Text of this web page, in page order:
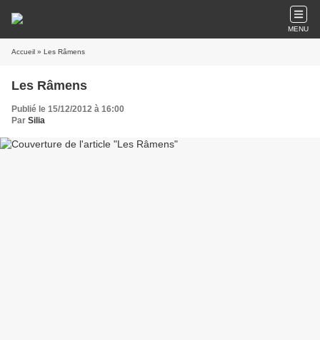
MENU
Accueil » Les Râmens
Les Râmens
Publié le 15/12/2012 à 16:00
Par Silia